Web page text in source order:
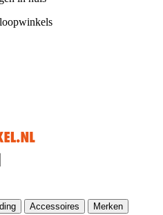
Accessoires
Merken